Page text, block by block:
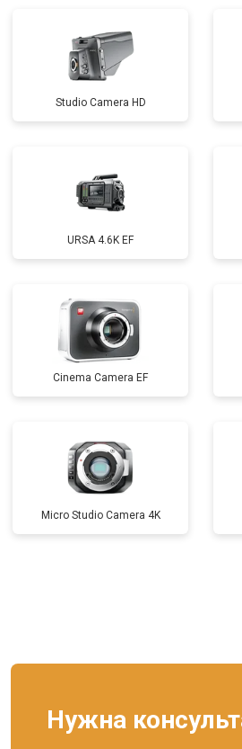
Studio Camera HD
URSA 4.6K EF
Cinema Camera EF
Micro Studio Camera 4K
Нужна